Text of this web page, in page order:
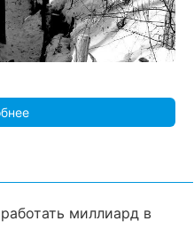
миллиард в